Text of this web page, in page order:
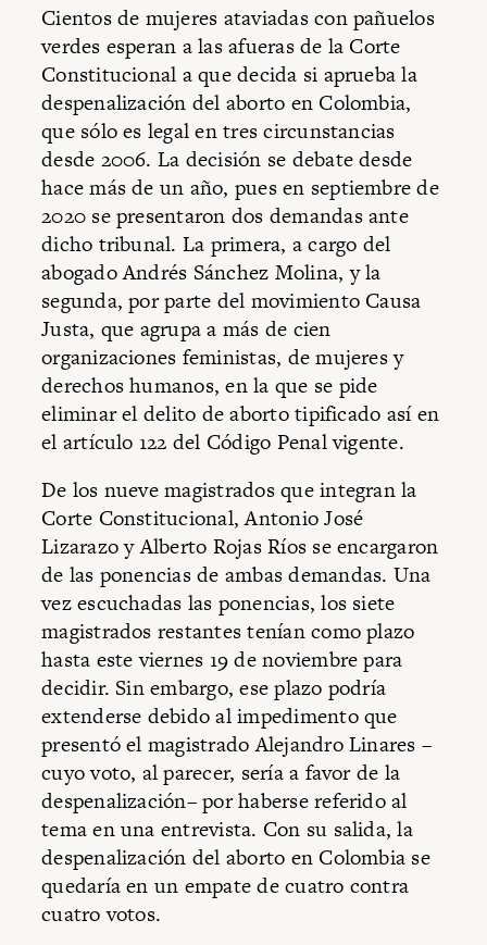
Cientos de mujeres ataviadas con pañuelos
verdes esperan a las afueras de la Corte
Constitucional a que decida si aprueba la
despenalización del aborto en Colombia,
que sólo es legal en tres circunstancias
desde 2006. La decisión se debate desde
hace más de un año, pues en septiembre de
2020 se presentaron dos demandas ante
dicho tribunal. La primera, a cargo del
abogado Andrés Sánchez Molina, y la
segunda, por parte del movimiento Causa
Justa, que agrupa a más de cien
organizaciones feministas, de mujeres y
derechos humanos, en la que se pide
eliminar el delito de aborto tipificado así en
el artículo 122 del Código Penal vigente.
De los nueve magistrados que integran la
Corte Constitucional, Antonio José
Lizarazo y Alberto Rojas Ríos se encargaron
de las ponencias de ambas demandas. Una
vez escuchadas las ponencias, los siete
magistrados restantes tenían como plazo
hasta este viernes 19 de noviembre para
decidir. Sin embargo, ese plazo podría
extenderse debido al impedimento que
presentó el magistrado Alejandro Linares –
cuyo voto, al parecer, sería a favor de la
despenalización– por haberse referido al
tema en una entrevista. Con su salida, la
despenalización del aborto en Colombia se
quedaría en un empate de cuatro contra
cuatro votos.